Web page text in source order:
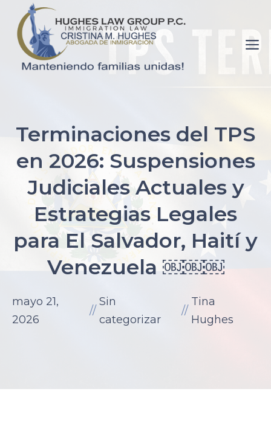
Saltar
contenido
watson.
mom
Terminaciones del TPS
en 2026: Suspensiones
Judiciales Actuales y
Estrategias Legales
para El Salvador, Haití y
Venezuela ￼￼￼
mayo 21,
2026
//
Sin
categorizar
//
Tina
Hughes